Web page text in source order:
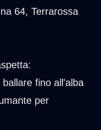
64, Terrarossa
fino all'alba
per